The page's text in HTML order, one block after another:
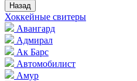
Назад
Хоккейные свитеры
Авангард
Адмирал
Ак Барс
Автомобилист
Амур